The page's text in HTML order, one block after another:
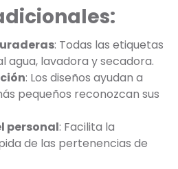
: Todas las etiquetas
agua, lavadora y secadora.
: Los diseños ayudan a
pequeños reconozcan sus
personal: Facilita la
de las pertenencias de